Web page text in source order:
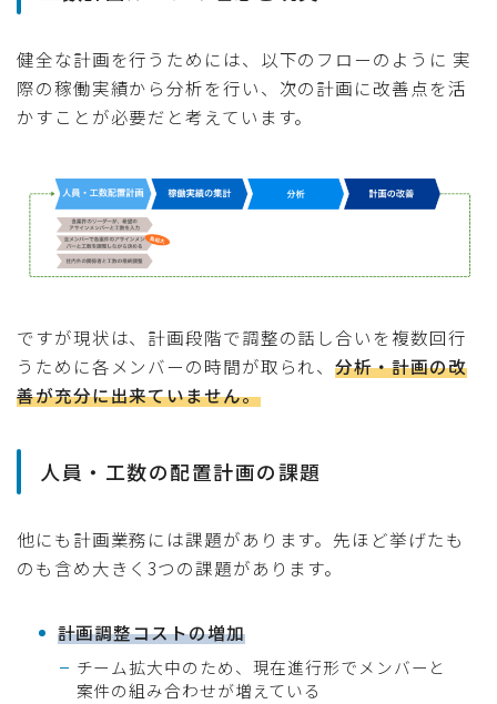
健全な計画を行うためには、以下のフローのように 実
際の稼働実績から分析を行い、次の計画に改善点を活
かすことが必要だと考えています。
ですが現状は、計画段階で調整の話し合いを複数回行
うために各メンバーの時間が取られ、分析・計画の改
善が充分に出来ていません。
人員・工数の配置計画の課題
他にも計画業務には課題があります。先ほど挙げたも
のも含め大きく3つの課題があります。
計画調整コストの増加
チーム拡大中のため、現在進行形でメンバーと
案件の組み合わせが増えている